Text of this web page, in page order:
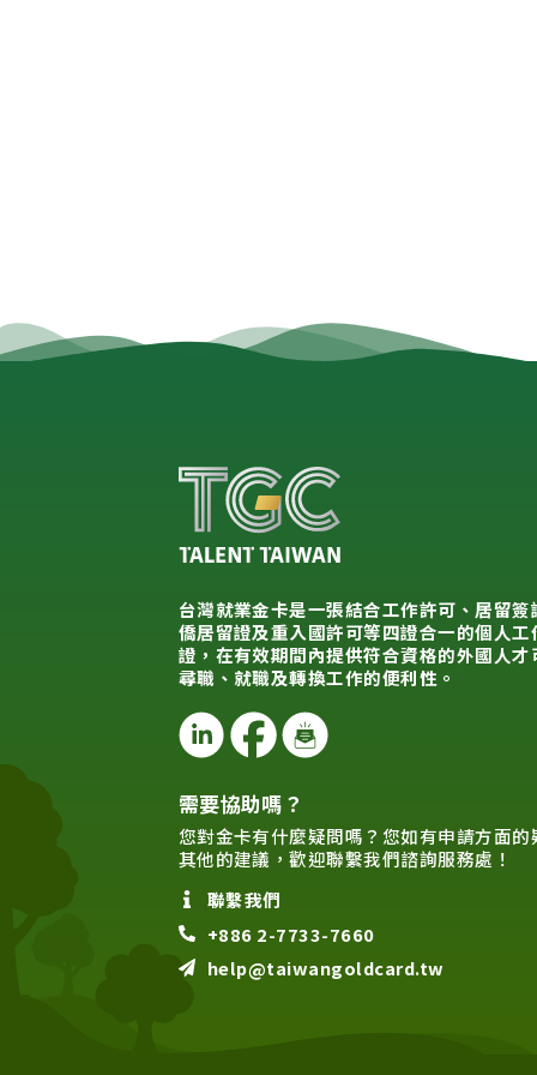
台灣就業金卡是一張結合工作許可、居留簽
僑居留證及重入國許可等四證合一的個人工
證，在有效期間內提供符合資格的外國人才
尋職、就職及轉換工作的便利性。
需要協助嗎？
您對金卡有什麼疑問嗎？您如有申請方面的
其他的建議，歡迎聯繫我們諮詢服務處！
聯繫我們
+886 2-7733-7660
help@taiwangoldcard.tw